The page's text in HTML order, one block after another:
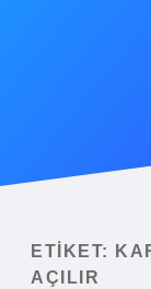
Yasal Uyarı
ETIKET:
AÇILIR